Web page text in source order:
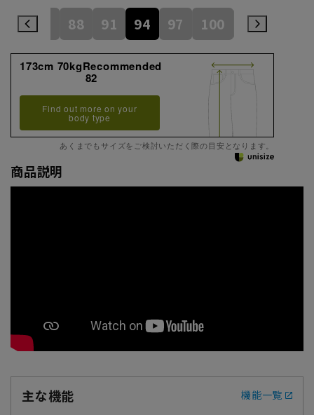
85 88 91 94 97 100 105
173cm 70kgRecommended
82
Find out more on your
body type
あくまでもサイズをご検討いただく際の目安となります。
商品説明
主な機能 機能一覧